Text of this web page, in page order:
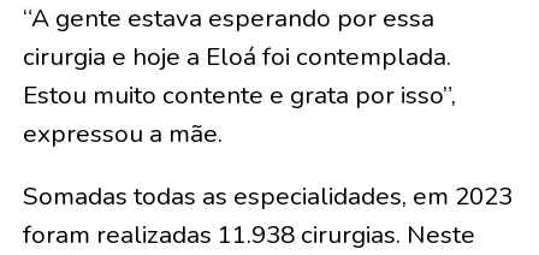
“A gente estava esperando por essa
cirurgia e hoje a Eloá foi contemplada.
Estou muito contente e grata por isso”,
expressou a mãe.
Somadas todas as especialidades, em 2023
foram realizadas 11.938 cirurgias. Neste